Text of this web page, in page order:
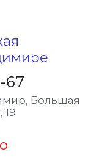
67
Большая
19